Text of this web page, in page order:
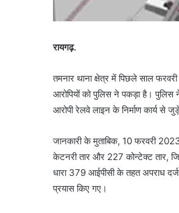
रायगढ़.
तमनार थाना क्षेत्र में पिछले साल
आरोपियों को पुलिस ने पकड़ा है।
आरोपी रेलवे लाइन के निर्माण कार्य से
जानकारी के मुताबिक, 10 फरवरी
केटनरी तार और 227 कोन्टेक्ट तार,
धारा 379 आईपीसी के तहत अपराध दर्ज
प्रयास किए गए।